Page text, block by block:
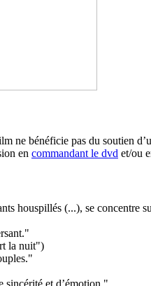
ne bénéficie pas du soutien
en commandant le dvd et/ou
houspillés (...), se concentre
la nuit")
sincérité et d’émotion."